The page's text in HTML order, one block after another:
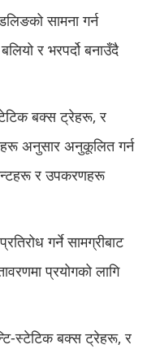
सामना गर्न
र भरपर्दो बनाउँदै
बक्स ट्रेहरू, र
अनुसार अनुकूलित गर्न
र उपकरणहरू
गर्ने सामग्रीबाट
प्रयोगको लागि
स्टेटिक बक्स ट्रेहरू, र